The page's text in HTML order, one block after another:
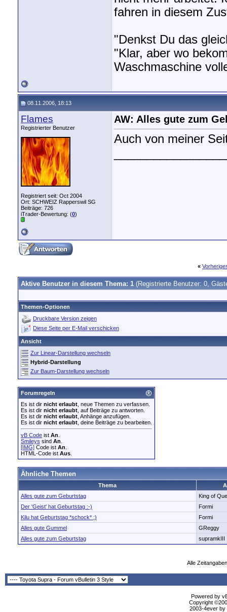
fahren in diesem
"Denkst Du das
"Klar, aber wo
Waschmaschine
08.11.2006, 18:13
Flames
Registrierter Benutzer
Registriert seit: Oct 2004
Ort: SCHWEIZ Rapperswil SG
Beiträge: 726
iTrader-Bewertung: (0)
AW: Alles gute zum
Auch von meiner
«
Aktive Benutzer in diesem Thema: 1 (Registrierte Benutzer: 0,
Themen-Optionen
Druckbare Version zeigen
Diese Seite per E-Mail verschicken
Ansicht
Zur Linear-Darstellung wechseln
Hybrid-Darstellung
Zur Baum-Darstellung wechseln
Forumregeln
Es ist dir nicht erlaubt , neue Themen zu verfassen.
Es ist dir nicht erlaubt , auf Beiträge zu antworten.
Es ist dir nicht erlaubt , Anhänge anzufügen.
Es ist dir nicht erlaubt , deine Beiträge zu bearbeiten.
vB Code ist An
Smileys sind An
[IMG] Code ist An
HTML-Code ist Aus
Ähnliche Themen
Thema
Alles gute zum Geburtstag
King of
Der 'Geist' hat Geburtstag :-)
Formi
Kilu hat Geburtstag *schock* ;)
Formi
Alles gute Gummel
GReggy
Alles gute zum Geburtstag
supramkIII
Alle
Powered by
Copyright
2003-4ever by